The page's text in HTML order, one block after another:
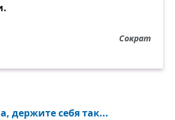
Сократ
держите себя так...